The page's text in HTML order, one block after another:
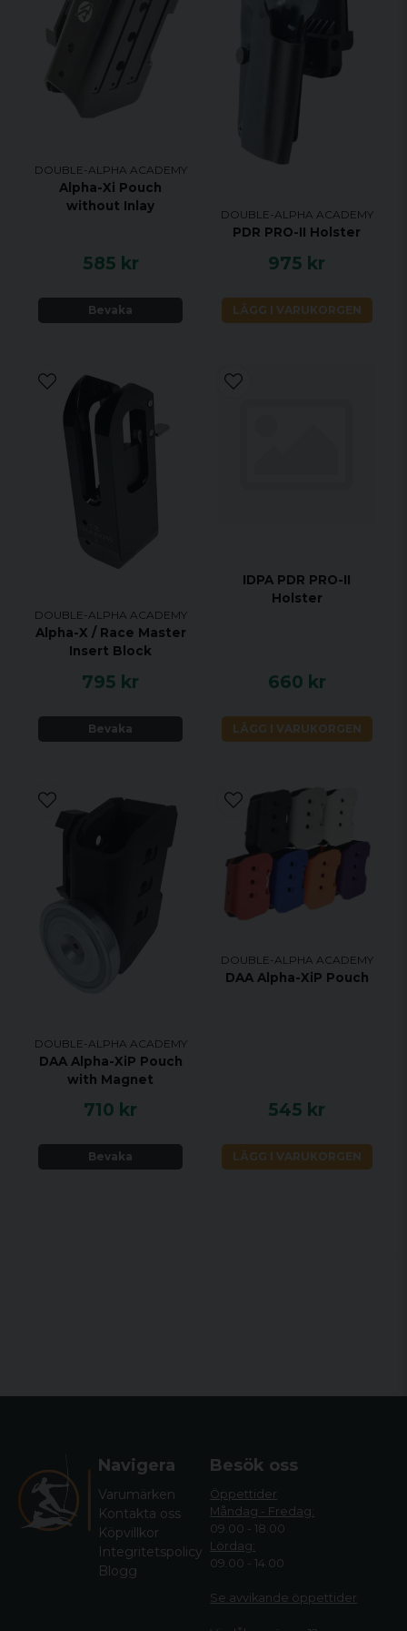
DOUBLE-ALPHA ACADEMY
Alpha-Xi Pouch
without Inlay
585 kr
Bevaka
DOUBLE-ALPHA ACADEMY
PDR PRO-II Holster
975 kr
LÄGG I VARUKORGEN
DOUBLE-ALPHA ACADEMY
Alpha-X / Race Master
Insert Block
795 kr
Bevaka
IDPA PDR PRO-II
Holster
660 kr
LÄGG I VARUKORGEN
DOUBLE-ALPHA ACADEMY
DAA Alpha-XiP Pouch
with Magnet
710 kr
Bevaka
DOUBLE-ALPHA ACADEMY
DAA Alpha-XiP Pouch
545 kr
LÄGG I VARUKORGEN
Justerbar lutning
Finjustera påsens vinkel
efter personliga
preferenser, säkrad av en
Gängad insats för
magnet
En M4-gängad insats finns
frontmontering av magnet.
bältesupphängning
Utformad för att förhindra
optimal stabilitet och
erbjuder två höjdalternativ.
Tillverkad av robust,
långvarig prestanda under
tävlingsförhållanden.
tävlingsmagasinfickor, vilket
Inkluderat
DAA Racer Magazine Pouch
Interchangeable insert set (3 pressure inserts
and 2 side spacers)
Konverteringsskruvsats för 90-graders /
utåtriktad montering
Navigera
Varumärken
Kontakta oss
Köpvillkor
Integritetspolicy
Blogg
Besök oss
Öppettider
Måndag - Fredag:
09.00 - 18.00
Lördag:
09.00 - 14.00
Se avvikande öppettider